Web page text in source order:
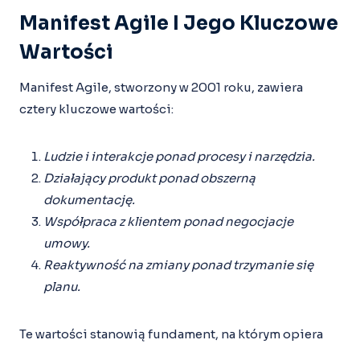
Manifest Agile I Jego Kluczowe
Wartości
Manifest Agile, stworzony w 2001 roku, zawiera
cztery kluczowe wartości:
Ludzie i interakcje ponad procesy i narzędzia.
Działający produkt ponad obszerną
dokumentację.
Współpraca z klientem ponad negocjacje
umowy.
Reaktywność na zmiany ponad trzymanie się
planu.
Te wartości stanowią fundament, na którym opiera